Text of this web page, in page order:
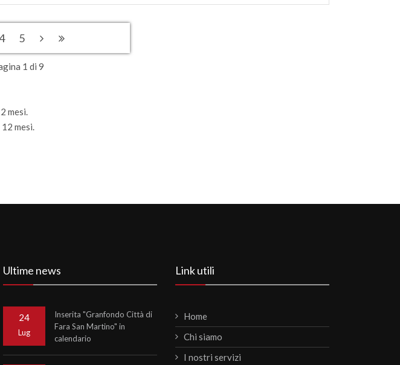
5
1 di 9
mesi.
mesi.
Ultime news
24
Lug
Inserita "Granfondo Città di
Fara San Martino" in
calendario
Link utili
Home
Chi siamo
I nostri servizi